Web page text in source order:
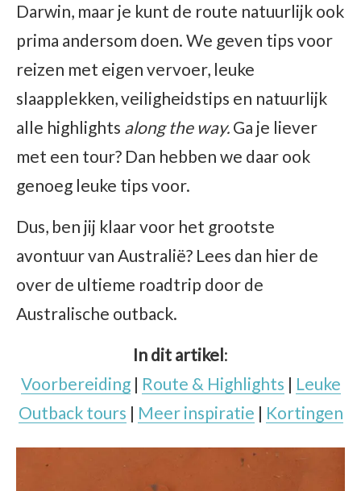
Darwin, maar je kunt de route natuurlijk ook
prima andersom doen. We geven tips voor
reizen met eigen vervoer, leuke
slaapplekken, veiligheidstips en natuurlijk
alle highlights along the way. Ga je liever
met een tour? Dan hebben we daar ook
genoeg leuke tips voor.
Dus, ben jij klaar voor het grootste
avontuur van Australië? Lees dan hier de
over de ultieme roadtrip door de
Australische outback.
In dit artikel:
Voorbereiding| Route & Highlights | Leuke
Outback tours | Meer inspiratie | Kortingen